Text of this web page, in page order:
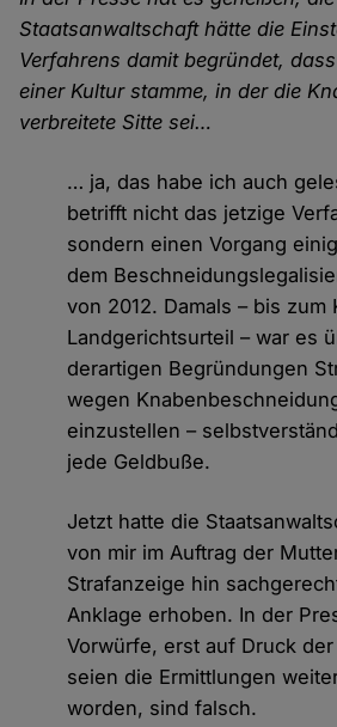
Staatsanwaltschaft hätte die
Verfahrens damit begründet,
einer Kultur stamme, in der die
verbreitete Sitte sei…
… ja, das habe ich auch
betrifft nicht das jetzige
sondern einen Vorgang
dem
von 2012. Damals – bis zum
Landgerichtsurteil – war es
derartigen Begründungen
wegen
einzustellen –
jede Geldbuße.
Jetzt hatte die
von mir im Auftrag der
Strafanzeige hin
Anklage erhoben. In der
Vorwürfe, erst auf Druck
seien die Ermittlungen
worden, sind falsch.